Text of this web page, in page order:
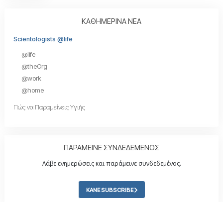
ΚΑΘΗΜΕΡΙΝΑ ΝΕΑ
Scientologists @life
@life
@theOrg
@work
@home
Πώς να Παραμείνεις Υγιής
ΠΑΡΑΜΕΙΝΕ ΣΥΝΔΕΔΕΜΕΝΟΣ
Λάβε ενημερώσεις και παράμεινε συνδεδεμένος.
ΚΑΝΕ SUBSCRIBE